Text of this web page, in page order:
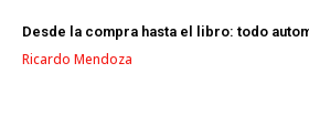
Desde la compra hasta el libro: todo
Ricardo Mendoza